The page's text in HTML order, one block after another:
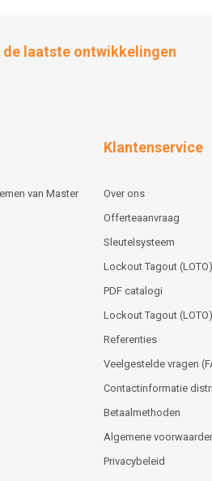
laatste ontwikkelingen
van Master
Klantenservice
Over ons
Offerteaanvraag
Sleutelsysteem
Lockout Tagout
PDF catalogi
Lockout Tagout
Referenties
Veelgestelde vragen
Contactinformatie
Betaalmethoden
Algemene
Privacybeleid